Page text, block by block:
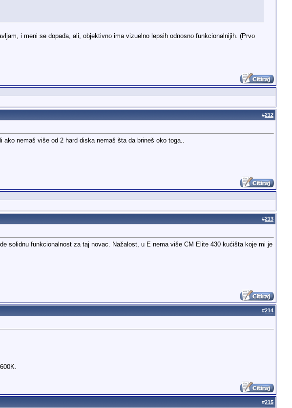
i meni se dopada, ali, objektivno ima vizuelno lepsih odnosno funkcionalnijih. (Prvo
#212
nemaš više od 2 hard diska nemaš šta da brineš oko toga..
#213
solidnu funkcionalnost za taj novac. Nažalost, u E nema više CM Elite 430 kućišta koje mi je
#214
#215